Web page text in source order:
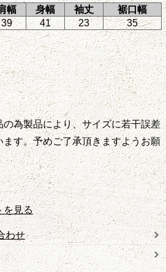
幅 身幅 袖丈
裾口幅
39 41 23 35
為製品により、サイズに若干誤差
す。予めご了承頂きますようお願
を見る
わせ